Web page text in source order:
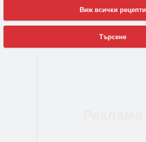
Виж всички рецепти
Търсене